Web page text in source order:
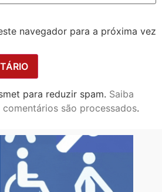
navegador para a próxima vez
para reduzir spam. Saiba
são processados.